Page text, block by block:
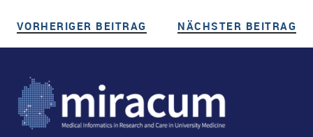
Beitragsnavigation
VORHERIGER BEITRAG VORHERIGER BEITRAG
NÄCHSTER BEITRAG